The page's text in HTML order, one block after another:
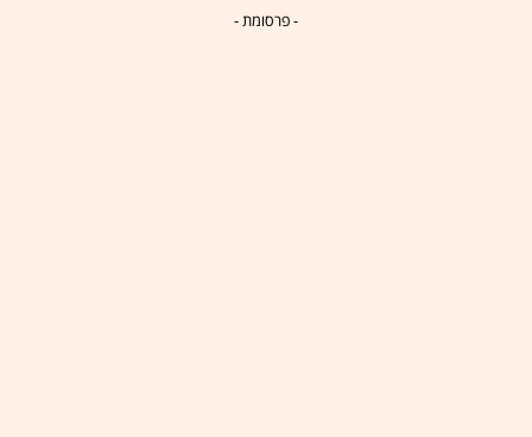
- פרסומת -